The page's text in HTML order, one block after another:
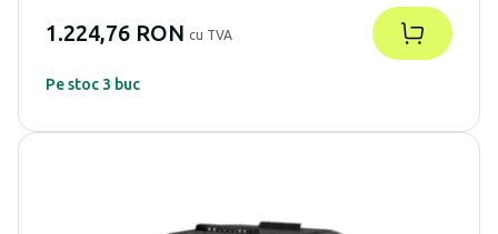
1.224,76 RON cu TVA
Pe stoc 3 buc